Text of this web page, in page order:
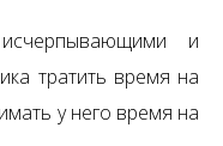
и
тратить время на
у него время на